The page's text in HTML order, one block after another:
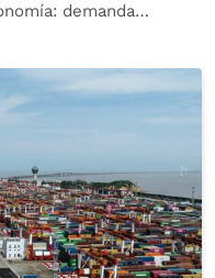
demanda…